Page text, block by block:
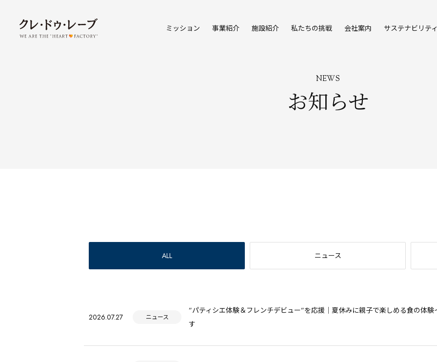
ミッション 事業紹介 施設紹介 私たちの挑戦 会社案内 サステナビリテ
NEWS
お知らせ
ALL ニュース
2026.07.27 ニュース
”パティシエ体験＆フレンチデビュー”を応援｜夏休みに親子で楽しめる食の体
す